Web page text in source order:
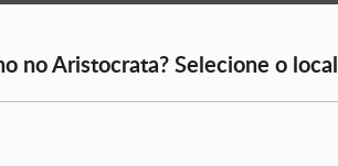
no Aristocrata? Selecione o local